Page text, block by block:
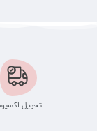
تحویل